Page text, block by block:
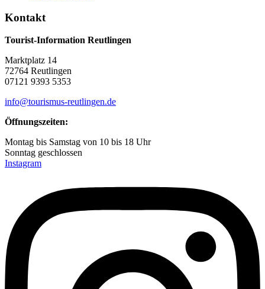
Kontakt
Tourist-Information Reutlingen
Marktplatz 14
72764 Reutlingen
07121 9393 5353
info@tourismus-reutlingen.de
Öffnungszeiten:
Montag bis Samstag von 10 bis 18 Uhr
Sonntag geschlossen
Instagram